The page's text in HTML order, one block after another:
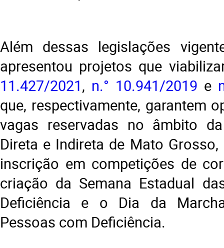
Além dessas legislações
apresentou projetos que
11.427/2021, n.° 10.941/2019 e
que, respectivamente, garantem
vagas reservadas no âmbito
Direta e Indireta de Mato
inscrição em competições de
criação da Semana Estadual
Deficiência e o Dia da
Pessoas com Deficiência.